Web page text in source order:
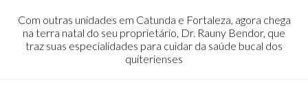
Com outras unidades em Catunda e Fortaleza, agora chega
na terra natal do seu proprietário, Dr. Rauny Bendor, que
traz suas especialidades para cuidar da saúde bucal dos
quiterienses